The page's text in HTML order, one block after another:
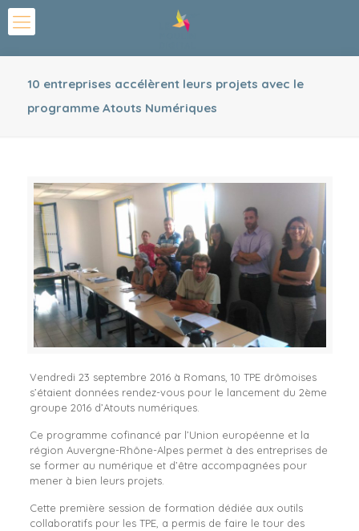
10 entreprises accélèrent leurs projets avec le
programme Atouts Numériques
Vendredi 23 septembre 2016 à Romans, 10 TPE drômoises
s’étaient données rendez-vous pour le lancement du 2ème
groupe 2016 d’Atouts numériques.
Ce programme cofinancé par l’Union européenne et la
région Auvergne-Rhône-Alpes permet à des entreprises de
se former au numérique et d’être accompagnées pour
mener à bien leurs projets.
Cette première session de formation dédiée aux outils
collaboratifs pour les TPE, a permis de faire le tour des